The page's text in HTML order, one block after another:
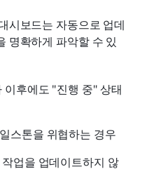
시보드는 자동으로 업데
명확하게 파악할 수 있
이후에도 "진행 중" 상태
스톤을 위협하는 경우
업을 업데이트하지 않